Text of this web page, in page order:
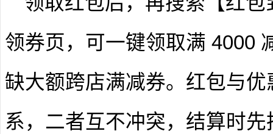
领券页，可一键领取满 4000
缺大额跨店满减券。红包与
系，二者互不冲突，结算时